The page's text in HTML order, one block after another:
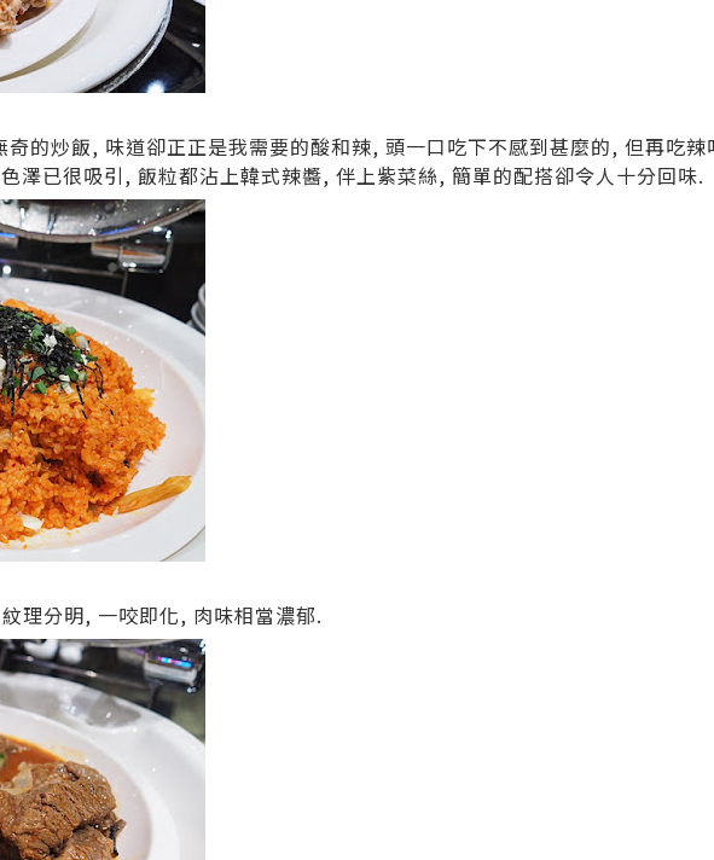
奇的炒飯, 味道卻正正是我需要的酸和辣, 頭一口吃下不感到甚麼的, 但再吃辣
澤已很吸引, 飯粒都沾上韓式辣醬, 伴上紫菜絲, 簡單的配搭卻令人十分回味.
理分明, 一咬即化, 肉味相當濃郁.